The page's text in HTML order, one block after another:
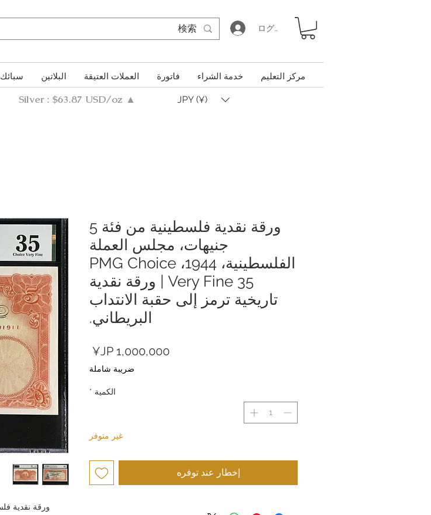
ログイン
سبائك البلاتين العملات العتيقة فاتورة خدمة الشراء مركز التعليم
Silver : $63.87 USD/oz ▲ JPY (¥)
ورقة نقدية فلسطينية من فئة 5
جنيهات، مجلس العملة
الفلسطينية، 1944، PMG Choice
Very Fine 35 | ورقة نقدية
تاريخية ترمز إلى حقبة الانتداب
البريطاني.
السعر
ضريبة شاملة
الكمية *
غير متوفر
إخطار عند توفره